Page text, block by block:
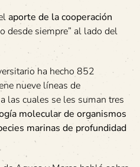
aporte de la cooperación
desde siempre” al lado del
ha hecho 852
nueve líneas de
las cuales se les suman tres
molecular de organismos
marinas de profundidad